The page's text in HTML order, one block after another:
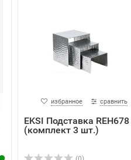
избранное сравнить
EKSI Подставка REH678
(комплект 3 шт.)